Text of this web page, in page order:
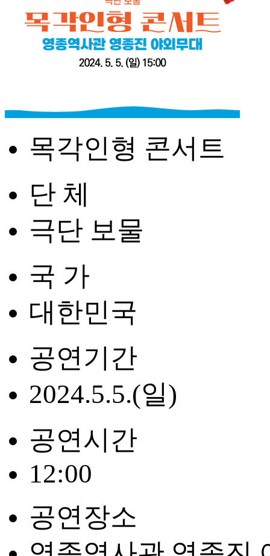
목각인형 콘서트
단 체
극단 보물
국 가
대한민국
공연기간
2024.5.5.(일)
공연시간
12:00
공연장소